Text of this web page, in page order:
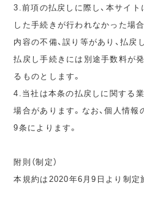
3.前項の払戻しに際し、本サイ
した手続きが行われなかった場
内容の不備、誤り等があり、払戻
払戻し手続きには別途手数料が
るものとします。
4.当社は本条の払戻しに関する
場合があります。なお、個人情
9条によります。
附則（制定）
本規約は2020年6月9日より制定